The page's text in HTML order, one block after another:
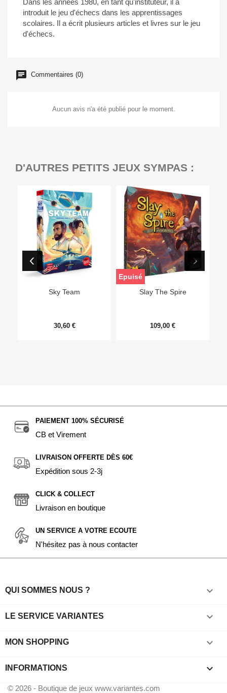
Dans les années 1980, en tant qu'instituteur, il a
introduit le jeu d'échecs dans les apprentissages
scolaires. Il a écrit plusieurs articles et livres sur le jeu
d'échecs.
Commentaires (0)
Aucun avis n'a été publié pour le moment.
D'AUTRES PETITS JEUX SYMPAS :
Sky Team
30,60 €
Slay The Spire
109,00 €
Epuisé
PAIEMENT 100% SÉCURISÉ
CB et Virement
LIVRAISON OFFERTE DÈS 60€
Expédition sous 2-3j
CLICK & COLLECT
Livraison en boutique
UN SERVICE A VOTRE ECOUTE
N'hésitez pas à nous contacter
QUI SOMMES NOUS ? 
LE SERVICE VARIANTES 
MON SHOPPING 
INFORMATIONS keyboard_arrow_down
© 2026 - Boutique de jeux www.variantes.com